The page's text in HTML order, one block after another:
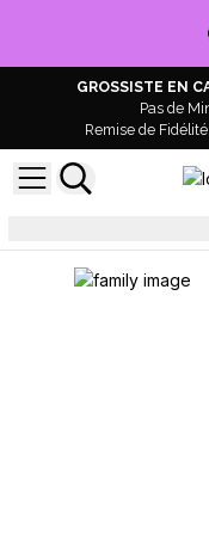
GROSSISTE EN
Pas de
Remise de